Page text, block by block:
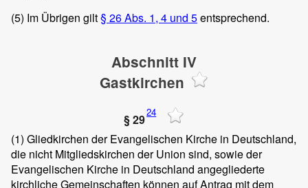
(5) Im Übrigen gilt§ 26 Abs. 1, 4 und 5entsprechend.
Abschnitt IV
Gastkirchen
§ 2924
(1) Gliedkirchen der Evangelischen Kirche in Deutschland,
die nicht Mitgliedskirchen der Union sind, sowie der
Evangelischen Kirche in Deutschland angegliederte
kirchliche Gemeinschaften können auf Antrag mit dem